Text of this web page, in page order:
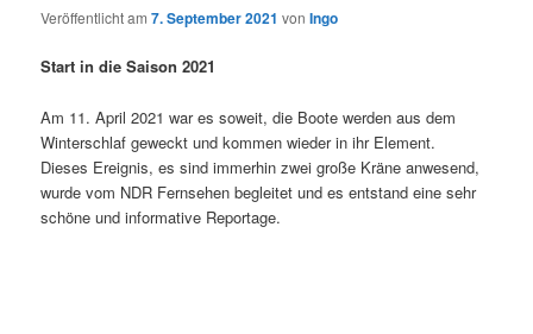
Veröffentlicht am7. September 2021 vonIngo
Start in die Saison 2021
Am 11. April 2021 war es soweit, die Boote werden aus dem
Winterschlaf geweckt und kommen wieder in ihr Element.
Dieses Ereignis, es sind immerhin zwei große Kräne anwesend,
wurde vom NDR Fernsehen begleitet und es entstand eine sehr
schöne und informative Reportage.